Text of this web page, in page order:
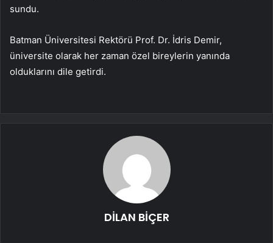
sundu.
Batman Üniversitesi Rektörü Prof. Dr. İdris Demir,
üniversite olarak her zaman özel bireylerin yanında
olduklarını dile getirdi.
DİLAN BİÇER